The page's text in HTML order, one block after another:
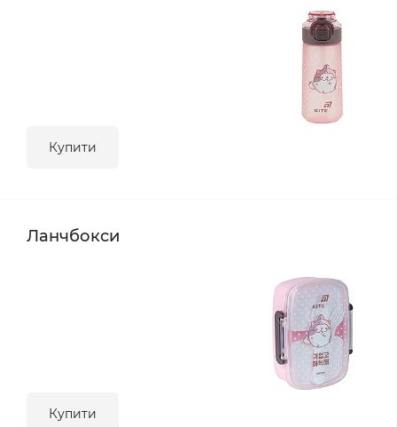
Купити
Ланчбокси
Купити